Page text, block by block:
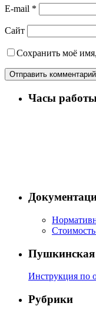
E-mail *
Сайт
Сохранить моё
Часы
Пушкинская
Инструкция по
Рубрики